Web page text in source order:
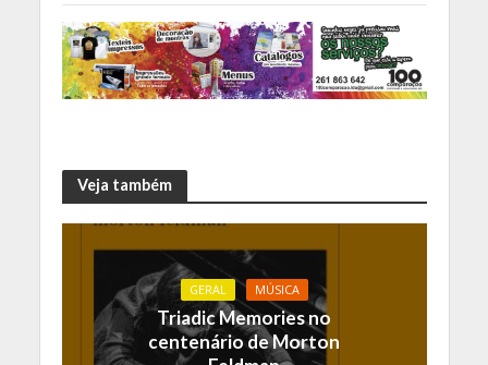
Veja também
GERAL MÚSICA
Triadic Memories no
centenário de Morton